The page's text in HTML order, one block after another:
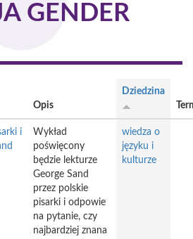
GENDER
Opis
Dziedzina
i
Wykład
poświęcony
będzie lekturze
George Sand
przez polskie
pisarki i odpowie
na pytanie, czy
najbardziej znana
wiedza o
języku i
kulturze